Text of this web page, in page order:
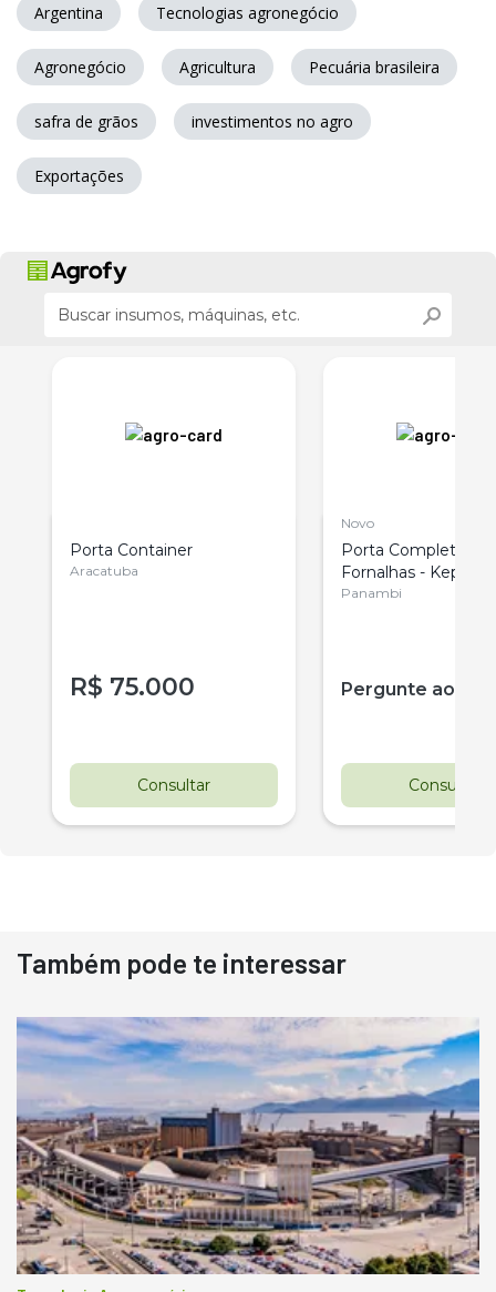
Argentina Tecnologias agronegócio
Agronegócio Agricultura Pecuária brasileira
safra de grãos investimentos no agro
Exportações
Porta Container
Aracatuba
R$ 75.000
Consultar
Novo
Porta Completa
Fornalhas - Kepler
Novo
Panambi
Pergunte ao
Consultar
Também pode te interessar